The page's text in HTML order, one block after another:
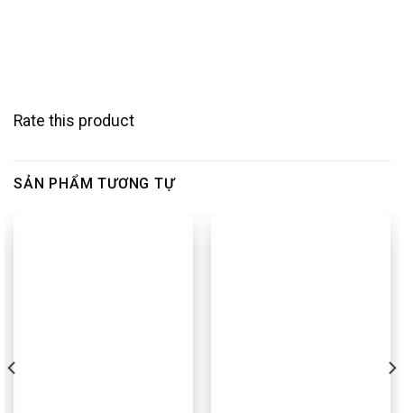
Rate this product
SẢN PHẨM TƯƠNG TỰ